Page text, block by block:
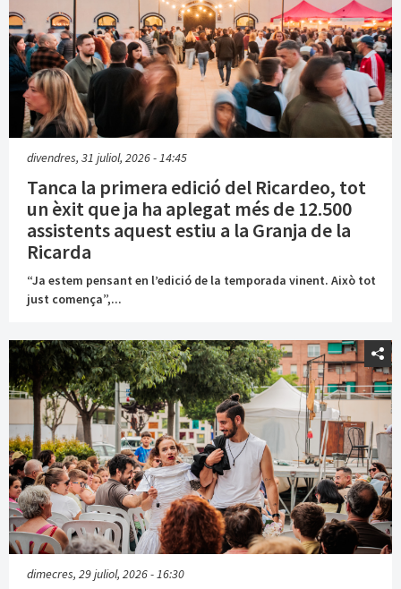
divendres, 31 juliol, 2026 - 14:45
Tanca la primera edició del Ricardeo, tot
un èxit que ja ha aplegat més de 12.500
assistents aquest estiu a la Granja de la
Ricarda
“Ja estem pensant en l’edició de la temporada vinent. Això tot
just comença”,...
dimecres, 29 juliol, 2026 - 16:30